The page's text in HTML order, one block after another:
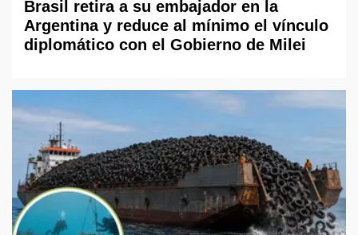
Brasil retira a su embajador en la
Argentina y reduce al mínimo el vínculo
diplomático con el Gobierno de Milei